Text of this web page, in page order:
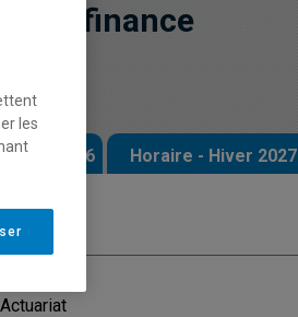
la finance
2026 Horaire - Hiver 2027
les